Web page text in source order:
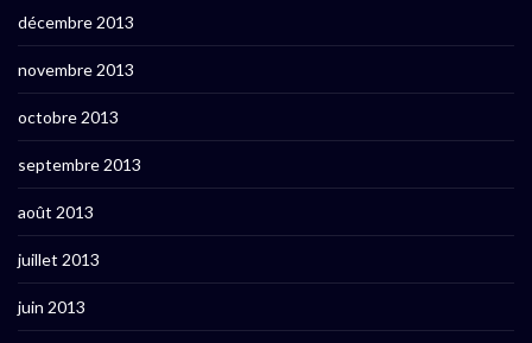
décembre 2013
novembre 2013
octobre 2013
septembre 2013
août 2013
juillet 2013
juin 2013